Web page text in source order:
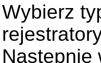
Wybierz
Następnie